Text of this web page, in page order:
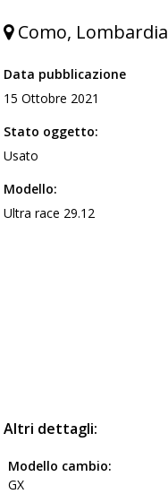
Como, Lombardia
Data pubblicazione
15 Ottobre 2021
Stato oggetto:
Usato
Modello:
Ultra race 29.12
Altri dettagli:
Modello cambio:
GX